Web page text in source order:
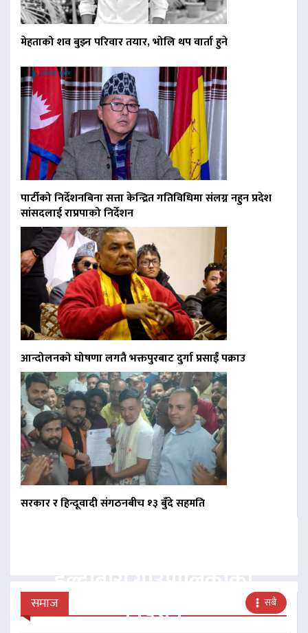
मेहताको शव बुझ्न परिवार तयार, भोलि थप वार्ता हुने
पार्टीको निर्देशनबिना सत्ता केन्द्रित गतिविधिमा संलग्न नहुन प्रदेश
सांसदलाई राप्रपाको निर्देशन
आन्दोलनको घोषणा लगतै भक्तपुरबाट दुर्गा प्रसाईं पक्राउ
सरकार र हिन्दूवादी संगठनबीच १३ बुँदे सहमति
समाज सबै
बिना दर्ता सञ्चालित
निर्देशन